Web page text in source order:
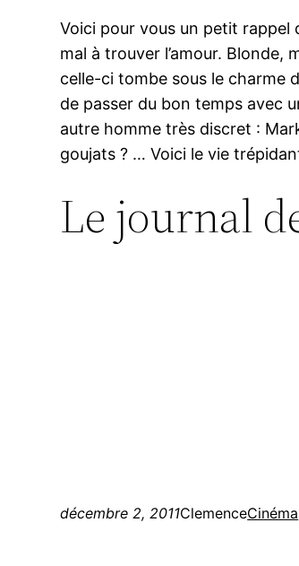
Voici pour vous un petit rappel
mal à trouver l’amour.
celle-ci tombe sous le charme
de passer du bon temps avec
autre homme très discret :
goujats ? … Voici le vie
Le journal
décembre 2, 2011ClemenceCinéma